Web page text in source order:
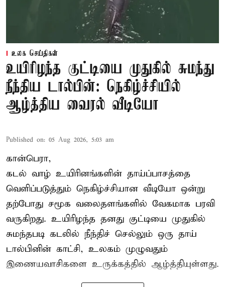
உலக செய்திகள்
உயிரிழந்த குட்டியை முதுகில் சுமந்து
நீந்திய டால்பின்: நெகிழ்ச்சியில்
ஆழ்த்திய வைரல் வீடியோ
Published on: 05 Aug 2026, 5:03 am
கான்பெரா,
கடல் வாழ் உயிரினங்களின் தாய்ப்பாசத்தை
வெளிப்படுத்தும் நெகிழ்ச்சியான வீடியோ ஒன்று
தற்போது சமூக வலைதளங்களில் வேகமாக பரவி
வருகிறது. உயிரிழந்த தனது குட்டியை முதுகில்
சுமந்தபடி கடலில் நீந்திச் செல்லும் ஒரு தாய்
டால்பினின் காட்சி, உலகம் முழுவதும்
இணையவாசிகளை உருக்கத்தில் ஆழ்த்தியுள்ளது.